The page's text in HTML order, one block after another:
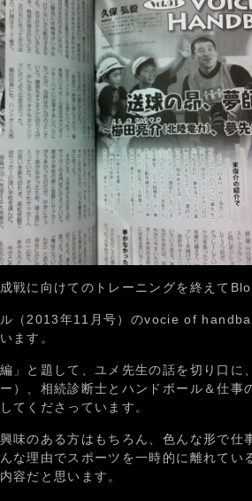
戦に向けてのトレーニングを終えて
（2013年11月号）のvocie of
ます。
」と題して、ユメ先生の話を切り口に
）、相続診断士とハンドボール＆仕事
てくださっています。
味のある方はもちろん、色んな形で仕
な理由でスポーツを一時的に離れてい
容だと思います。